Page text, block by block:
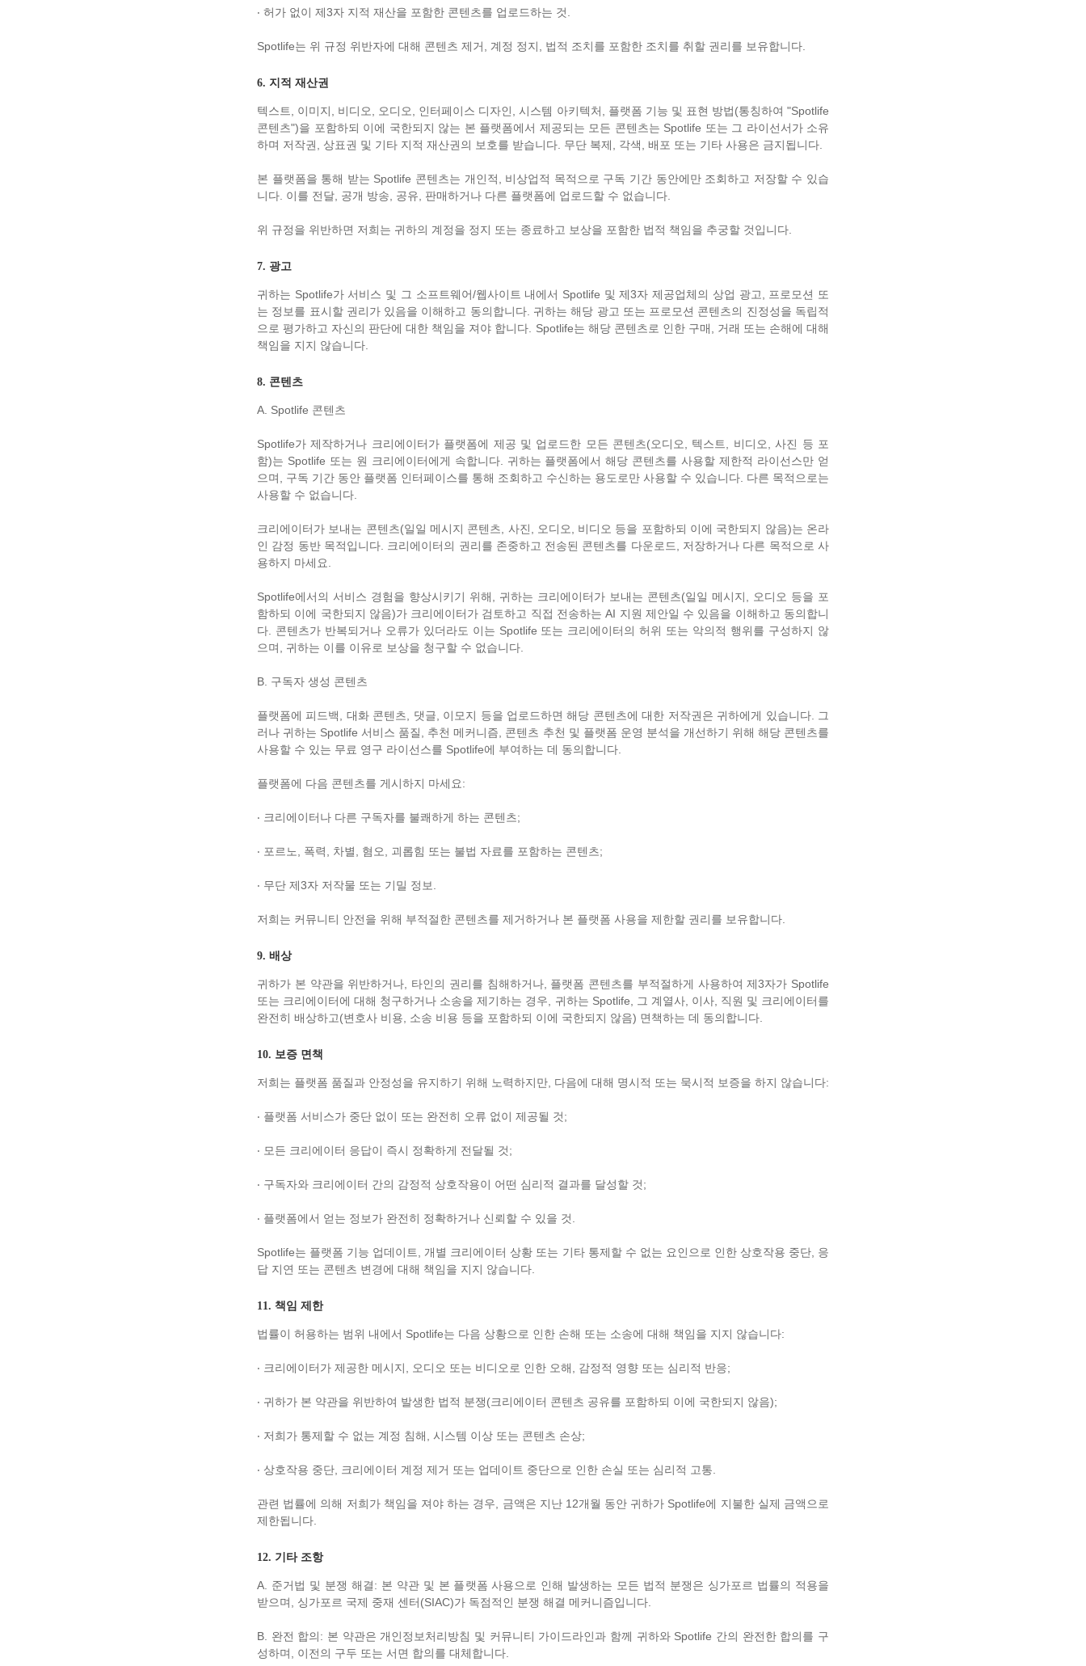
‧ 허가 없이 제3자 지적 재산을 포함한 콘텐츠를 업로드하는 것.
Spotlife는 위 규정 위반자에 대해 콘텐츠 제거, 계정 정지, 법적 조치를 포함한 조치를 취할 권리를 보유합니다.
6. 지적 재산권
텍스트, 이미지, 비디오, 오디오, 인터페이스 디자인, 시스템 아키텍처, 플랫폼 기능 및 표현 방법(통칭하여 "Spotlife
콘텐츠")을 포함하되 이에 국한되지 않는 본 플랫폼에서 제공되는 모든 콘텐츠는 Spotlife 또는 그 라이선서가 소유
하며 저작권, 상표권 및 기타 지적 재산권의 보호를 받습니다. 무단 복제, 각색, 배포 또는 기타 사용은 금지됩니다.
본 플랫폼을 통해 받는 Spotlife 콘텐츠는 개인적, 비상업적 목적으로 구독 기간 동안에만 조회하고 저장할 수 있습
니다. 이를 전달, 공개 방송, 공유, 판매하거나 다른 플랫폼에 업로드할 수 없습니다.
위 규정을 위반하면 저희는 귀하의 계정을 정지 또는 종료하고 보상을 포함한 법적 책임을 추궁할 것입니다.
7. 광고
귀하는 Spotlife가 서비스 및 그 소프트웨어/웹사이트 내에서 Spotlife 및 제3자 제공업체의 상업 광고, 프로모션 또
는 정보를 표시할 권리가 있음을 이해하고 동의합니다. 귀하는 해당 광고 또는 프로모션 콘텐츠의 진정성을 독립적
으로 평가하고 자신의 판단에 대한 책임을 져야 합니다. Spotlife는 해당 콘텐츠로 인한 구매, 거래 또는 손해에 대해
책임을 지지 않습니다.
8. 콘텐츠
A. Spotlife 콘텐츠
Spotlife가 제작하거나 크리에이터가 플랫폼에 제공 및 업로드한 모든 콘텐츠(오디오, 텍스트, 비디오, 사진 등 포
함)는 Spotlife 또는 원 크리에이터에게 속합니다. 귀하는 플랫폼에서 해당 콘텐츠를 사용할 제한적 라이선스만 얻
으며, 구독 기간 동안 플랫폼 인터페이스를 통해 조회하고 수신하는 용도로만 사용할 수 있습니다. 다른 목적으로는
사용할 수 없습니다.
크리에이터가 보내는 콘텐츠(일일 메시지 콘텐츠, 사진, 오디오, 비디오 등을 포함하되 이에 국한되지 않음)는 온라
인 감정 동반 목적입니다. 크리에이터의 권리를 존중하고 전송된 콘텐츠를 다운로드, 저장하거나 다른 목적으로 사
용하지 마세요.
Spotlife에서의 서비스 경험을 향상시키기 위해, 귀하는 크리에이터가 보내는 콘텐츠(일일 메시지, 오디오 등을 포
함하되 이에 국한되지 않음)가 크리에이터가 검토하고 직접 전송하는 AI 지원 제안일 수 있음을 이해하고 동의합니
다. 콘텐츠가 반복되거나 오류가 있더라도 이는 Spotlife 또는 크리에이터의 허위 또는 악의적 행위를 구성하지 않
으며, 귀하는 이를 이유로 보상을 청구할 수 없습니다.
B. 구독자 생성 콘텐츠
플랫폼에 피드백, 대화 콘텐츠, 댓글, 이모지 등을 업로드하면 해당 콘텐츠에 대한 저작권은 귀하에게 있습니다. 그
러나 귀하는 Spotlife 서비스 품질, 추천 메커니즘, 콘텐츠 추천 및 플랫폼 운영 분석을 개선하기 위해 해당 콘텐츠를
사용할 수 있는 무료 영구 라이선스를 Spotlife에 부여하는 데 동의합니다.
플랫폼에 다음 콘텐츠를 게시하지 마세요:
‧ 크리에이터나 다른 구독자를 불쾌하게 하는 콘텐츠;
‧ 포르노, 폭력, 차별, 혐오, 괴롭힘 또는 불법 자료를 포함하는 콘텐츠;
‧ 무단 제3자 저작물 또는 기밀 정보.
저희는 커뮤니티 안전을 위해 부적절한 콘텐츠를 제거하거나 본 플랫폼 사용을 제한할 권리를 보유합니다.
9. 배상
귀하가 본 약관을 위반하거나, 타인의 권리를 침해하거나, 플랫폼 콘텐츠를 부적절하게 사용하여 제3자가 Spotlife
또는 크리에이터에 대해 청구하거나 소송을 제기하는 경우, 귀하는 Spotlife, 그 계열사, 이사, 직원 및 크리에이터를
완전히 배상하고(변호사 비용, 소송 비용 등을 포함하되 이에 국한되지 않음) 면책하는 데 동의합니다.
10. 보증 면책
저희는 플랫폼 품질과 안정성을 유지하기 위해 노력하지만, 다음에 대해 명시적 또는 묵시적 보증을 하지 않습니다:
‧ 플랫폼 서비스가 중단 없이 또는 완전히 오류 없이 제공될 것;
‧ 모든 크리에이터 응답이 즉시 정확하게 전달될 것;
‧ 구독자와 크리에이터 간의 감정적 상호작용이 어떤 심리적 결과를 달성할 것;
‧ 플랫폼에서 얻는 정보가 완전히 정확하거나 신뢰할 수 있을 것.
Spotlife는 플랫폼 기능 업데이트, 개별 크리에이터 상황 또는 기타 통제할 수 없는 요인으로 인한 상호작용 중단, 응
답 지연 또는 콘텐츠 변경에 대해 책임을 지지 않습니다.
11. 책임 제한
법률이 허용하는 범위 내에서 Spotlife는 다음 상황으로 인한 손해 또는 소송에 대해 책임을 지지 않습니다:
‧ 크리에이터가 제공한 메시지, 오디오 또는 비디오로 인한 오해, 감정적 영향 또는 심리적 반응;
‧ 귀하가 본 약관을 위반하여 발생한 법적 분쟁(크리에이터 콘텐츠 공유를 포함하되 이에 국한되지 않음);
‧ 저희가 통제할 수 없는 계정 침해, 시스템 이상 또는 콘텐츠 손상;
‧ 상호작용 중단, 크리에이터 계정 제거 또는 업데이트 중단으로 인한 손실 또는 심리적 고통.
관련 법률에 의해 저희가 책임을 져야 하는 경우, 금액은 지난 12개월 동안 귀하가 Spotlife에 지불한 실제 금액으로
제한됩니다.
12. 기타 조항
A. 준거법 및 분쟁 해결: 본 약관 및 본 플랫폼 사용으로 인해 발생하는 모든 법적 분쟁은 싱가포르 법률의 적용을
받으며, 싱가포르 국제 중재 센터(SIAC)가 독점적인 분쟁 해결 메커니즘입니다.
B. 완전 합의: 본 약관은 개인정보처리방침 및 커뮤니티 가이드라인과 함께 귀하와 Spotlife 간의 완전한 합의를 구
성하며, 이전의 구두 또는 서면 합의를 대체합니다.